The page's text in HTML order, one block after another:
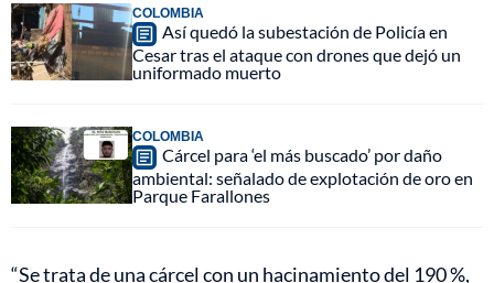
COLOMBIA
Así quedó la subestación de Policía en
Cesar tras el ataque con drones que dejó un
uniformado muerto
COLOMBIA
Cárcel para ‘el más buscado’ por daño
ambiental: señalado de explotación de oro en
Parque Farallones
“Se trata de una cárcel con un hacinamiento del 190 %,